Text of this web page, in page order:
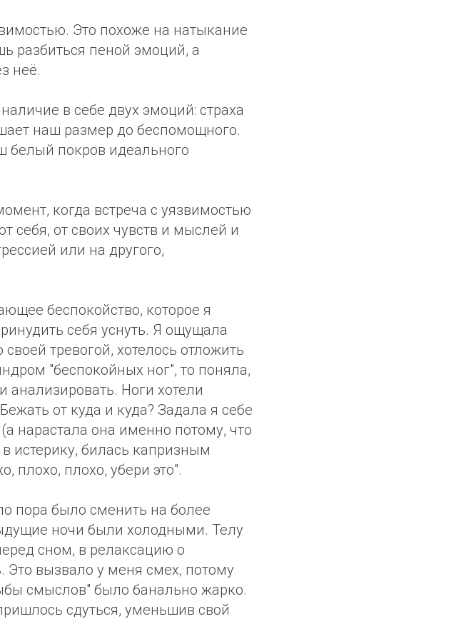
Это похоже на натыкание
разбиться пеной эмоций, а
неё.
в себе двух эмоций: страха
наш размер до беспомощного.
белый покров идеального
когда встреча с уязвимостью
себя, от своих чувств и мыслей и
или на другого,
беспокойство, которое я
себя уснуть. Я ощущала
тревогой, хотелось отложить
"беспокойных ног", то поняла,
анализировать. Ноги хотели
от куда и куда? Задала я себе
нарастала она именно потому, что
истерику, билась капризным
плохо, плохо, убери это".
пора было сменить на более
ночи были холодными. Телу
сном, в релаксацию о
Это вызвало у меня смех, потому
смыслов" было банально жарко.
сдуться, уменьшив свой